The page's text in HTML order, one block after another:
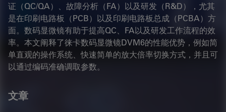
证（QC/QA）、故障分析（FA）以及研发（R&D），尤其
是在印刷电路板（PCB）以及印刷电路板总成（PCBA）方
面。数码显微镜有助于提高QC、FA以及研发工作流程的效
率。本文阐释了徕卡数码显微镜DVM6的性能优势，例如简
单直观的操作系统、快速简单的放大倍率切换方式，并且可
以通过编码准确调取参数。
文章